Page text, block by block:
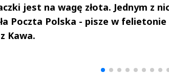
jest na wagę złota. Jednym z
Poczta Polska - pisze w
Kawa.